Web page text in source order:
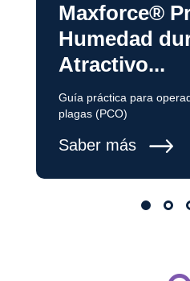
Maxforce®
Humedad
Atractivo...
Guía práctica para
plagas (PCO)
Saber más